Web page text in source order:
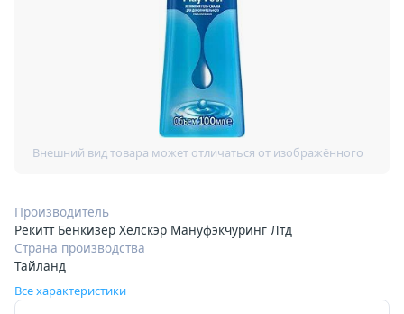
Производитель
Рекитт Бенкизер Хелскэр Мануфэкчуринг Лтд
Страна производства
Тайланд
Все характеристики